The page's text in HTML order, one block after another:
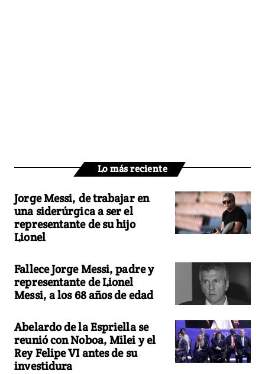
Lo más reciente
Jorge Messi, de trabajar en
una siderúrgica a ser el
representante de su hijo
Lionel
Fallece Jorge Messi, padre y
representante de Lionel
Messi, a los 68 años de edad
Abelardo de la Espriella se
reunió con Noboa, Milei y el
Rey Felipe VI antes de su
investidura